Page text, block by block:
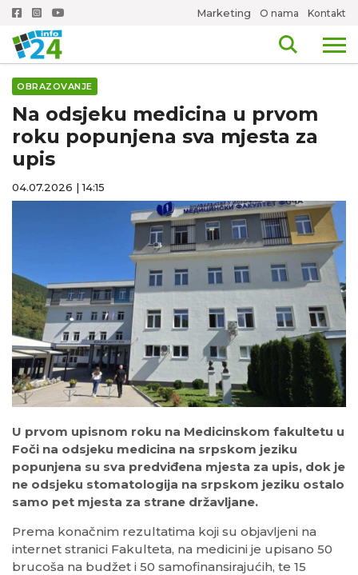
Marketing O nama Kontakt
OBRAZOVANJE
Na odsjeku medicina u prvom
roku popunjena sva mjesta za
upis
04.07.2026 | 14:15
U prvom upisnom roku na Medicinskom fakultetu u
Foči na odsjeku medicina na srpskom jeziku
popunjena su sva predviđena mjesta za upis, dok je
ne odsjeku stomatologija na srpskom jeziku ostalo
samo pet mjesta za strane državljane.
Prema konačnim rezultatima koji su objavljeni na
internet stranici Fakulteta, na medicini je upisano 50
brucoša na budžet i 50 samofinansirajućih, te 15